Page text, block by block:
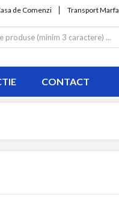
de Comenzi Transport Marfa
CONTACT